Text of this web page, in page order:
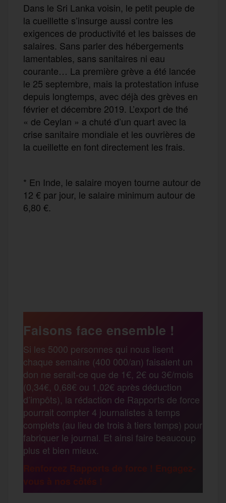
Dans le Sri Lanka voisin, le petit peuple de
la cueillette s’insurge aussi contre les
exigences de productivité et les baisses de
salaires. Sans parler des hébergements
lamentables, sans sanitaires ni eau
courante… La première grève a été lancée
le 25 septembre, mais la protestation infuse
depuis longtemps, avec déjà des grèves en
février et décembre 2019. L’export de thé
« de Ceylan » a chuté d’un quart avec la
crise sanitaire mondiale et les ouvrières de
la cueillette en font directement les frais.
* En Inde, le salaire moyen tourne autour de
12 € par jour, le salaire minimum autour de
6,80 €.
b
o
o
k
t
e
r
l
s
a
g
e
m
r
t
a
g
e
Faisons face ensemble !
Si les 5000 personnes qui nous lisent
chaque semaine (400 000/an) faisaient un
don ne serait-ce que de 1€, 2€ ou 3€/mois
(0,34€, 0,68€ ou 1,02€ après déduction
d’impôts), la rédaction de Rapports de force
pourrait compter 4 journalistes à temps
complets (au lieu de trois à tiers temps) pour
fabriquer le journal. Et ainsi faire beaucoup
plus et bien mieux.
Renforcez Rapports de force ! Engagez-
vous à nos côtés !